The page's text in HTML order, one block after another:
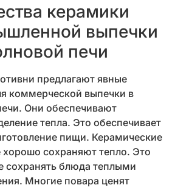
керамики
выпечки
печи
предлагают явные
коммерческой выпечки в
Они обеспечивают
тепла. Это обеспечивает
пищи. Керамические
сохраняют тепло. Это
сохранять блюда теплыми
Многие повара ценят